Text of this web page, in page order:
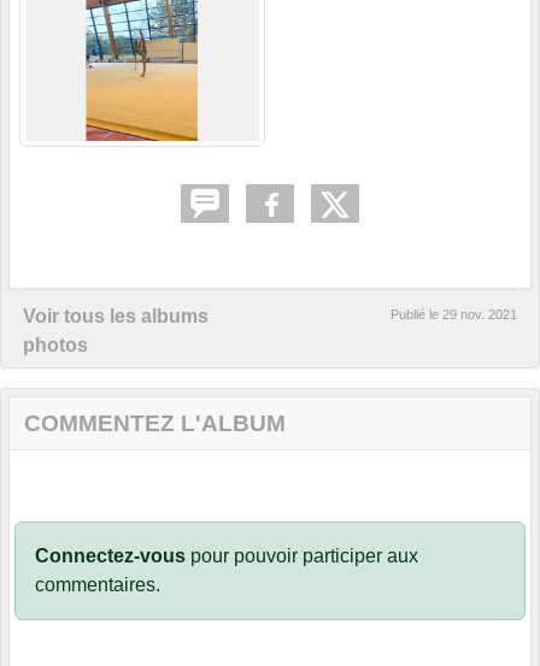
Voir tous les albums
photos
Publié le 29 nov. 2021
COMMENTEZ L'ALBUM
Connectez-vous pour pouvoir participer aux
commentaires.